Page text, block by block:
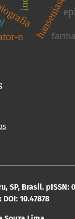
n
SP, Brasil. pISSN:
10.47878